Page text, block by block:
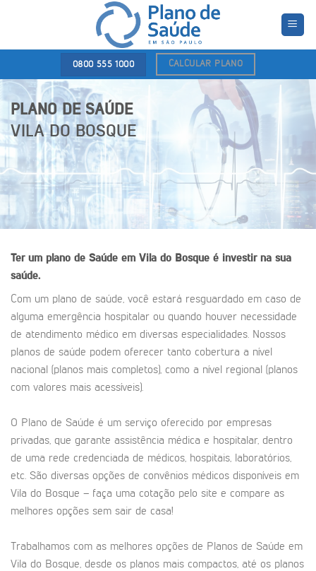
0800 555 1000 CALCULAR PLANO
PLANO DE SAÚDE
VILA DO BOSQUE
Ter um plano de Saúde em Vila do Bosque é investir na sua
saúde.
Com um plano de saúde, você estará resguardado em caso de
alguma emergência hospitalar ou quando houver necessidade
de atendimento médico em diversas especialidades. Nossos
planos de saúde podem oferecer tanto cobertura a nível
nacional (planos mais completos), como a nível regional (planos
com valores mais acessíveis).
O Plano de Saúde é um serviço oferecido por empresas
privadas, que garante assistência médica e hospitalar, dentro
de uma rede credenciada de médicos, hospitais, laboratórios,
etc. São diversas opções de convênios médicos disponíveis em
Vila do Bosque – faça uma cotação pelo site e compare as
melhores opções sem sair de casa!
Trabalhamos com as melhores opções de Planos de Saúde em
Vila do Bosque, desde os planos mais compactos, até os planos